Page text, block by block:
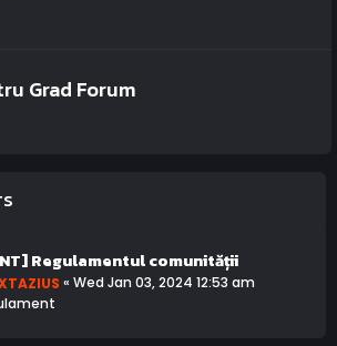
Grad Forum
Regulamentul comunității
« Wed Jan 03, 2024 12:53 am